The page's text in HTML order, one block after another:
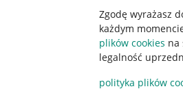
Zgodę wyrażasz
każdym
plików cookies na
legalność
polityka plików
Udostępnianie lokalizacji
Informacje dla Aktu o Usługach